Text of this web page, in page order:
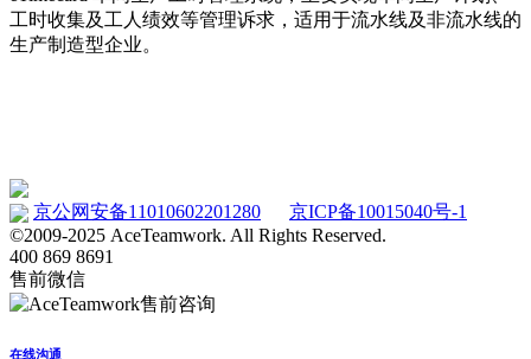
工时收集及工人绩效等管理诉求，适用于流水线及非流水线的
生产制造型企业。
京公网安备11010602201280
京ICP备10015040号-1
©2009-2025 AceTeamwork. All Rights Reserved.
400 869 8691
售前微信
在线沟通